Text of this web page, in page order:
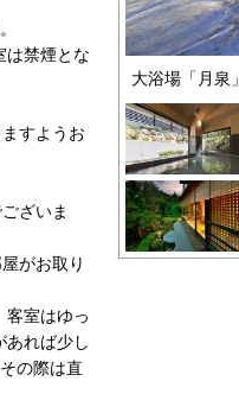
禁煙とな
すようお
ざいま
がお取り
客室はゆっ
あれば少し
の際は直
大浴場「月泉」